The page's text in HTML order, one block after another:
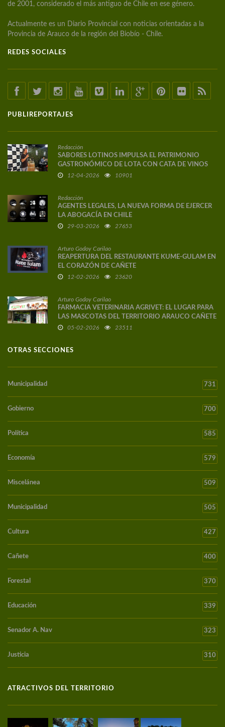
de 2001, considerado el más antiguo de Chile en ese género.
Actualmente es un Diario Provincial con noticias orientadas a la
Provincia de Arauco de la región del Biobío - Chile.
REDES SOCIALES
PUBLIREPORTAJES
Redacción
SABORES LOTINOS IMPULSA EL PATRIMONIO
GASTRONÓMICO DE LOTA CON CATA DE VINOS
DE AUTOR
12-04-2026 10901
Redacción
AGENTES LEGALES, LA NUEVA FORMA DE EJERCER
LA ABOGACÍA EN CHILE
29-03-2026 27653
Arturo Godoy Carilao
REAPERTURA DEL RESTAURANTE KUME-GULAM EN
EL CORAZÓN DE CAÑETE
12-02-2026 23620
Arturo Godoy Carilao
FARMACIA VETERINARIA AGRIVET: EL LUGAR PARA
LAS MASCOTAS DEL TERRITORIO ARAUCO CAÑETE
05-02-2026 23511
OTRAS SECCIONES
Municipalidad 731
Gobierno 700
Política 585
Economía 579
Miscelánea 509
Municipalidad 505
Cultura 427
Cañete 400
Forestal 370
Educación 339
Senador A. Nav 323
Justicia 310
ATRACTIVOS DEL TERRITORIO